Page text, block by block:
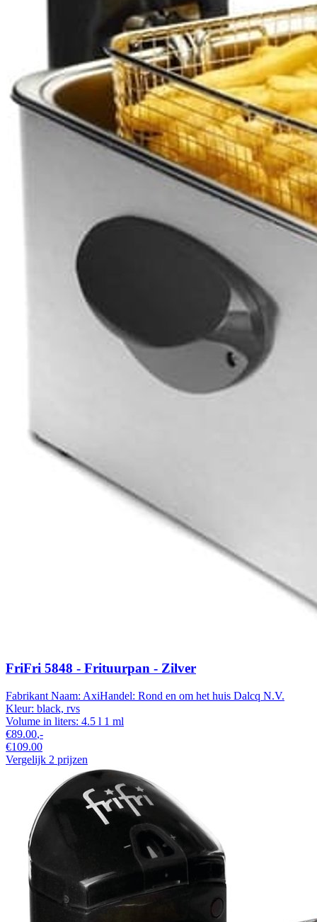
FriFri 5848 - Frituurpan - Zilver
Fabrikant Naam: AxiHandel: Rond en om het huis Dalcq N.V.
Kleur: black, rvs
Volume in liters: 4.5 l 1 ml
€89.00,-
€109.00
Vergelijk 2 prijzen